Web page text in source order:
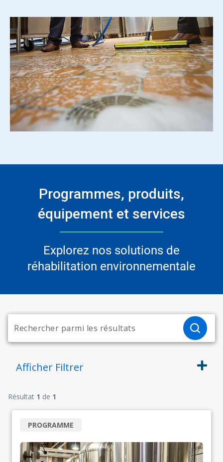
Programmes, produits,
équipement et services
Explorez nos solutions de
réhabilitation environnementale
Afficher Filtrer
Résultat 1 de 1
PROGRAMME